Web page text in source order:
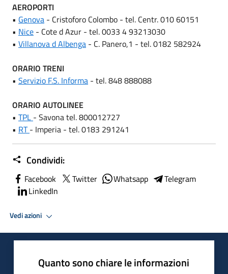
AEROPORTI
• Genova - Cristoforo Colombo - tel. Centr. 010 60151
• Nice - Cote d Azur - tel. 0033 4 93213030
• Villanova d Albenga - C. Panero,1 - tel. 0182 582924
ORARIO TRENI
• Servizio F.S. Informa - tel. 848 888088
ORARIO AUTOLINEE
• TPL - Savona tel. 800012727
• RT- Imperia - tel. 0183 291241
Condividi:
Facebook Twitter Whatsapp
Telegram
LinkedIn
Vedi azioni
Quanto sono chiare le informazioni